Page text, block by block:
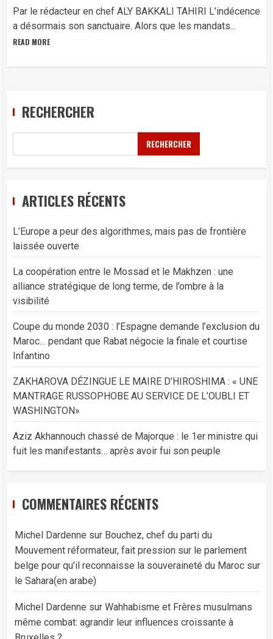
Par le rédacteur en chef ALY BAKKALI TAHIRI L’indécence
a désormais son sanctuaire. Alors que les mandats...
READ MORE
RECHERCHER
RECHERCHER
ARTICLES RÉCENTS
L’Europe a peur des algorithmes, mais pas de frontière
laissée ouverte
La coopération entre le Mossad et le Makhzen : une
alliance stratégique de long terme, de l’ombre à la
visibilité
Coupe du monde 2030 : l’Espagne demande l’exclusion du
Maroc… pendant que Rabat négocie la finale et courtise
Infantino
ZAKHAROVA DÉZINGUE LE MAIRE D’HIROSHIMA : « UNE
MANTRAGE RUSSOPHOBE AU SERVICE DE L’OUBLI ET
WASHINGTON»
Aziz Akhannouch chassé de Majorque : le 1er ministre qui
fuit les manifestants… après avoir fui son peuple
COMMENTAIRES RÉCENTS
Michel Dardenne sur Bouchez, chef du parti du
Mouvement réformateur, fait pression sur le parlement
belge pour qu’il reconnaisse la souveraineté du Maroc sur
le Sahara(en arabe)
Michel Dardenne sur Wahhabisme et Frères musulmans
même combat: agrandir leur influences croissante à